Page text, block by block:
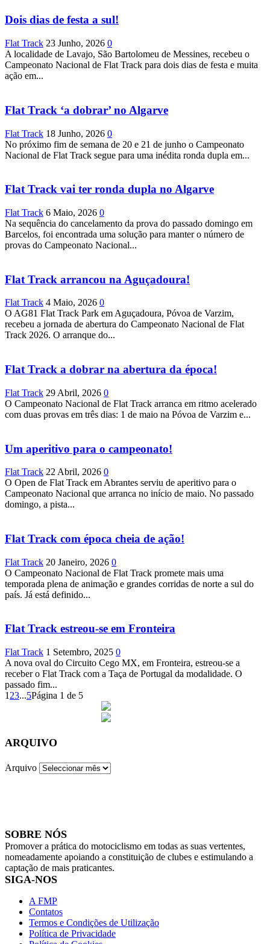
Dois dias de festa a sul!
Flat Track 23 Junho, 2026 0
A localidade de Lavajo, São Bartolomeu de Messines, recebeu o
Campeonato Nacional de Flat Track para dois dias de festa e muita
ação em...
Flat Track ‘a dobrar’ no Algarve
Flat Track 18 Junho, 2026 0
No próximo fim de semana de 20 e 21 de junho o Campeonato
Nacional de Flat Track segue para uma inédita ronda dupla em...
Flat Track vai ter ronda dupla no Algarve
Flat Track 6 Maio, 2026 0
Na sequência do cancelamento da prova do passado domingo em
Barcelos, foi encontrada uma solução para manter o número de
provas do Campeonato Nacional...
Flat Track arrancou na Aguçadoura!
Flat Track 4 Maio, 2026 0
O AG81 Flat Track Park em Aguçadoura, Póvoa de Varzim,
recebeu a jornada de abertura do Campeonato Nacional de Flat
Track 2026. O arranque do...
Flat Track a dobrar na abertura da época!
Flat Track 29 Abril, 2026 0
O Campeonato Nacional de Flat Track arranca em ritmo acelerado
com duas provas em três dias: 1 de maio na Póvoa de Varzim e...
Um aperitivo para o campeonato!
Flat Track 22 Abril, 2026 0
O Open de Flat Track em Abrantes serviu de aperitivo para o
Campeonato Nacional que arranca no início de maio. No passado
domingo, a pista...
Flat Track com época cheia de ação!
Flat Track 20 Janeiro, 2026 0
O Campeonato Nacional de Flat Track promete mais uma
temporada plena de animação e grandes corridas de norte a sul do
país. Já está definido...
Flat Track estreou-se em Fronteira
Flat Track 1 Setembro, 2025 0
A nova oval do Circuito Cego MX, em Fronteira, estreou-se a
receber o Flat Track com a Taça de Portugal da modalidade. O
passado fim...
1 23...5Página 1 de 5
ARQUIVO
Arquivo
SOBRE NÓS
Promover a prática do motociclismo em todas as suas vertentes,
nomeadamente apoiando a constituição de clubes e estimulando a
captação de mais praticantes.
SIGA-NOS
A FMP
Contatos
Termos e Condições de Utilização
Política de Privacidade